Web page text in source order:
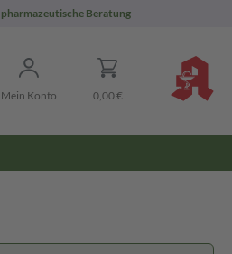
pharmazeutische Beratung
Mein Konto 0,00 €